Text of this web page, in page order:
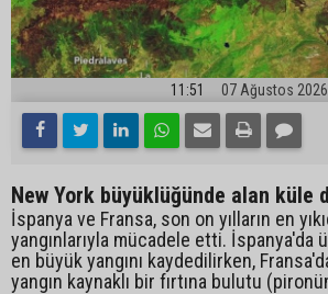
11:51 07 Ağustos 2026
New York büyüklüğünde alan küle
İspanya ve Fransa, son on yılların en
yangınlarıyla mücadele etti. İspanya'da
en büyük yangını kaydedilirken,
yangın kaynaklı bir fırtına bulutu